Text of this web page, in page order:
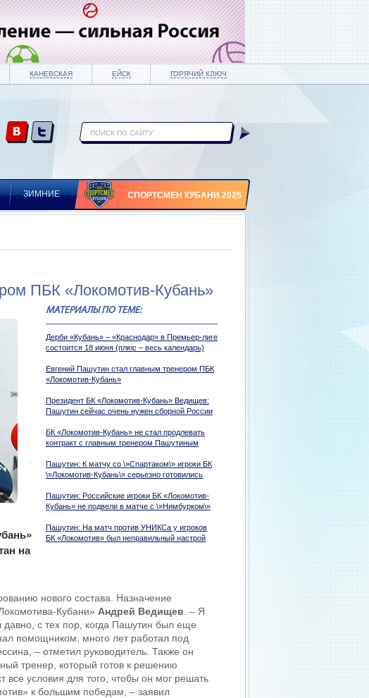
КАНЕВСКАЯ ЕЙСК ГОРЯЧИЙ КЛЮЧ
ЗИМНИЕ СПОРТСМЕН КУБАНИ 2025
ПБК «Локомотив-Кубань»
МАТЕРИАЛЫ ПО ТЕМЕ:
Дерби «Кубань» – «Краснодар» в Премьер-лиге
состоится 18 июня (плюс – весь календарь)
Евгений Пашутин стал главным тренером ПБК
«Локомотив-Кубань»
Президент БК «Локомотив-Кубань» Ведищев:
Пашутин сейчас очень нужен сборной России
БК «Локомотив-Кубань» не стал продлевать
контракт с главным тренером Пашутиным
Пашутин: К матчу со \»Спартаком\» игроки БК
\»Локомотив-Кубань\» серьезно готовились
Пашутин: Российские игроки БК «Локомотив-
Кубань» не подвели в матче с \»Нимбурком\»
Пашутин: На матч против УНИКСа у игроков
БК «Локомотив» был неправильный настрой
на
нового состава. Назначение
Кубани» Андрей Ведищев . – Я
с тех пор, когда Пашутин был еще
помощником, много лет работал под
– отметил руководитель. Также он
тренер, который готов к решению
все условия для того, чтобы он мог решать
к большим победам, – заявил